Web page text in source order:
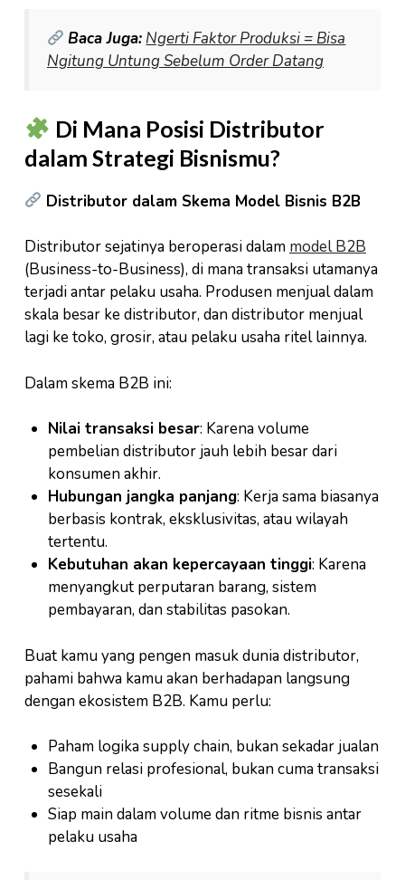
Baca Juga: Ngerti Faktor Produksi = Bisa
Ngitung Untung Sebelum Order Datang
Di Mana Posisi Distributor
dalam Strategi Bisnismu?
Distributor dalam Skema Model Bisnis B2B
Distributor sejatinya beroperasi dalam model B2B
(Business-to-Business), di mana transaksi utamanya
terjadi antar pelaku usaha. Produsen menjual dalam
skala besar ke distributor, dan distributor menjual
lagi ke toko, grosir, atau pelaku usaha ritel lainnya.
Dalam skema B2B ini:
Nilai transaksi besar: Karena volume
pembelian distributor jauh lebih besar dari
konsumen akhir.
Hubungan jangka panjang: Kerja sama biasanya
berbasis kontrak, eksklusivitas, atau wilayah
tertentu.
Kebutuhan akan kepercayaan tinggi: Karena
menyangkut perputaran barang, sistem
pembayaran, dan stabilitas pasokan.
Buat kamu yang pengen masuk dunia distributor,
pahami bahwa kamu akan berhadapan langsung
dengan ekosistem B2B. Kamu perlu:
Paham logika supply chain, bukan sekadar jualan
Bangun relasi profesional, bukan cuma transaksi
sesekali
Siap main dalam volume dan ritme bisnis antar
pelaku usaha